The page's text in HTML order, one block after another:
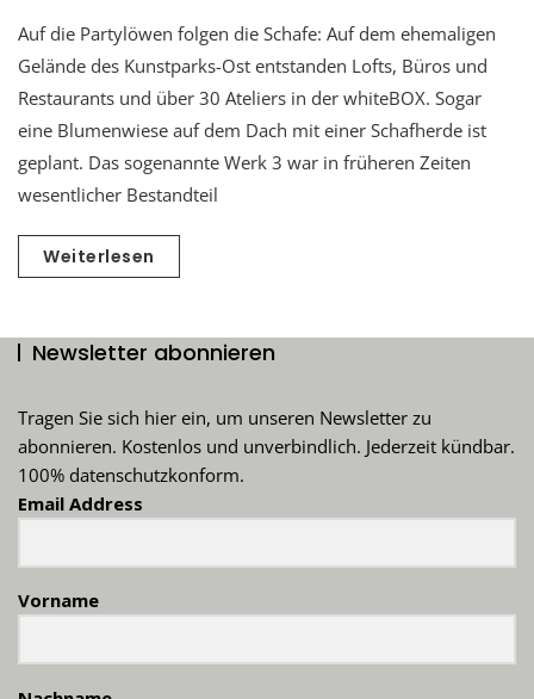
Auf die Partylöwen folgen die Schafe: Auf dem ehemaligen
Gelände des Kunstparks-Ost entstanden Lofts, Büros und
Restaurants und über 30 Ateliers in der whiteBOX. Sogar
eine Blumenwiese auf dem Dach mit einer Schafherde ist
geplant. Das sogenannte Werk 3 war in früheren Zeiten
wesentlicher Bestandteil
Weiterlesen
Newsletter abonnieren
Tragen Sie sich hier ein, um unseren Newsletter zu
abonnieren. Kostenlos und unverbindlich. Jederzeit kündbar.
100% datenschutzkonform.
Email Address
Vorname